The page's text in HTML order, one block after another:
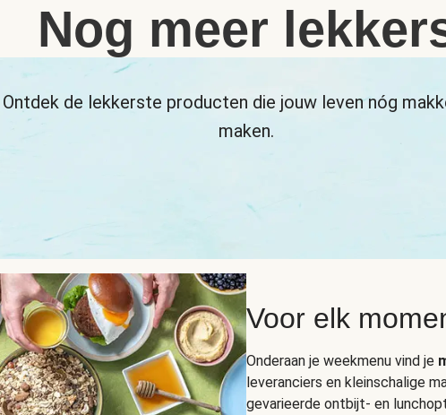
Nog meer
Ontdek de lekkerste producten die jouw leven nóg
maken.
Voor elk
Onderaan je weekmenu vind je
leveranciers en kleinschalige
gevarieerde ontbijt- en